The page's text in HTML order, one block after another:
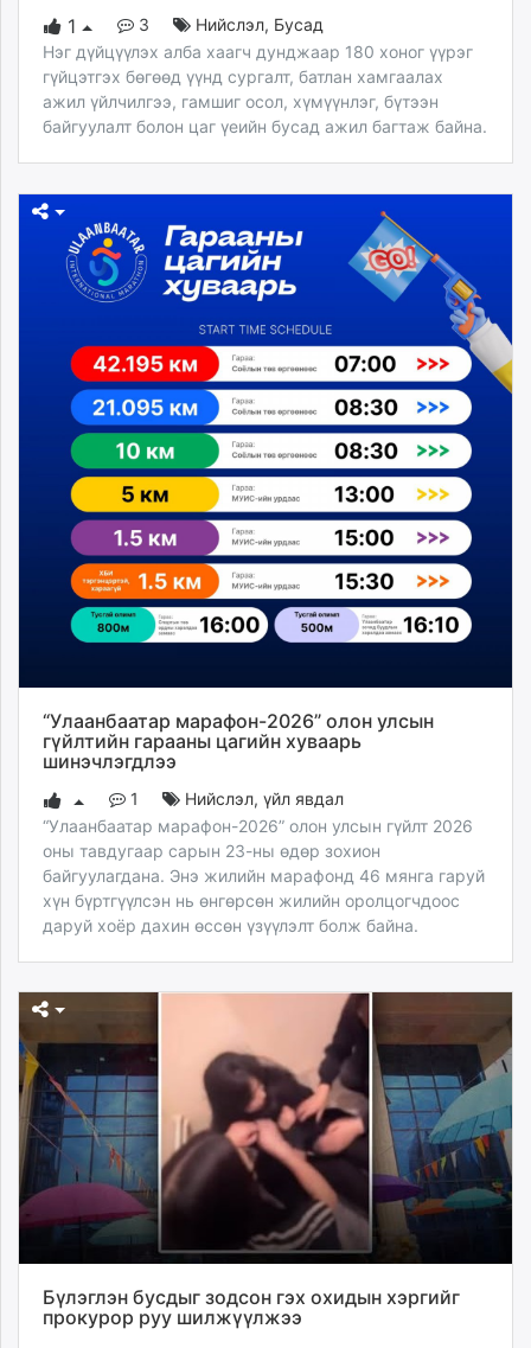
1
3 Нийслэл, Бусад
Нэг дүйцүүлэх алба хаагч дунджаар 180 хоног үүрэг
гүйцэтгэх бөгөөд үүнд сургалт, батлан хамгаалах
ажил үйлчилгээ, гамшиг осол, хүмүүнлэг, бүтээн
байгуулалт болон цаг үеийн бусад ажил багтаж байна.
“Улаанбаатар марафон-2026” олон улсын
гүйлтийн гарааны цагийн хуваарь
шинэчлэгдлээ
1 Нийслэл,үйл явдал
“Улаанбаатар марафон-2026” олон улсын гүйлт 2026
оны тавдугаар сарын 23-ны өдөр зохион
байгуулагдана. Энэ жилийн марафонд 46 мянга гаруй
хүн бүртгүүлсэн нь өнгөрсөн жилийн оролцогчдоос
даруй хоёр дахин өссөн үзүүлэлт болж байна.
Бүлэглэн бусдыг зодсон гэх охидын хэргийг
прокурор руу шилжүүлжээ